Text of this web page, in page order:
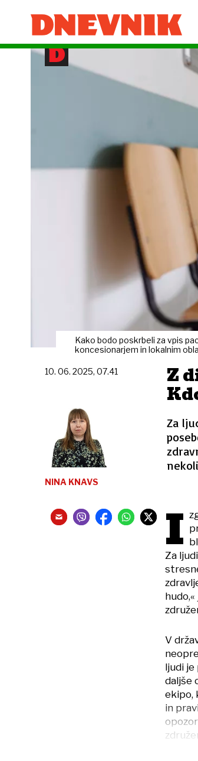
Kako bodo poskrbeli za vpis
koncesionarjem in lokalnim
Z
Za
10. 06. 2025, 07.41
NINA KNAVS
I
Za
V
ljudi
daljše
ekipo,
in